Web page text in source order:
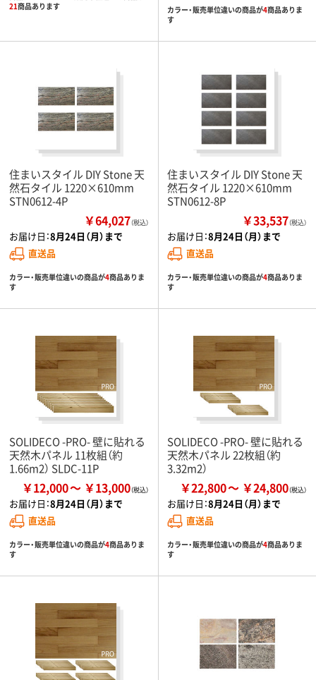
21商品あります カラー・販売単位違いの商品が4商品ありま
す
住まいスタイル DIY Stone 天
然石タイル 1220×610mm
STN0612-4P
￥64,027（税込）
お届け日：8月24日（月）まで
直送品
カラー・販売単位違いの商品が4商品ありま
す
住まいスタイル DIY Stone 天
然石タイル 1220×610mm
STN0612-8P
￥33,537（税込）
お届け日：8月24日（月）まで
直送品
カラー・販売単位違いの商品が4商品ありま
す
SOLIDECO -PRO- 壁に貼れる
天然木パネル 11枚組（約
1.66m2） SLDC-11P
￥12,000 ￥13,000
お届け日：8月24日（月）まで
直送品
カラー・販売単位違いの商品が4商品ありま
す
SOLIDECO -PRO- 壁に貼れる
天然木パネル 22枚組（約
3.32m2）
￥22,800 ￥24,800
お届け日：8月24日（月）まで
直送品
カラー・販売単位違いの商品が4商品ありま
す